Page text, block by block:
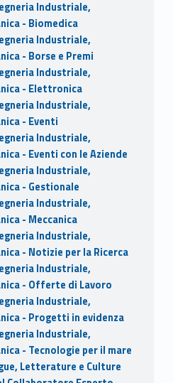
Industriale,
- Biomedica
Industriale,
- Borse e Premi
Industriale,
- Elettronica
Industriale,
- Eventi
Industriale,
- Eventi con le Aziende
Industriale,
- Gestionale
Industriale,
- Meccanica
Industriale,
- Notizie per la Ricerca
Industriale,
- Offerte di Lavoro
Industriale,
- Progetti in evidenza
Industriale,
- Tecnologie per il mare
Letterature e Culture